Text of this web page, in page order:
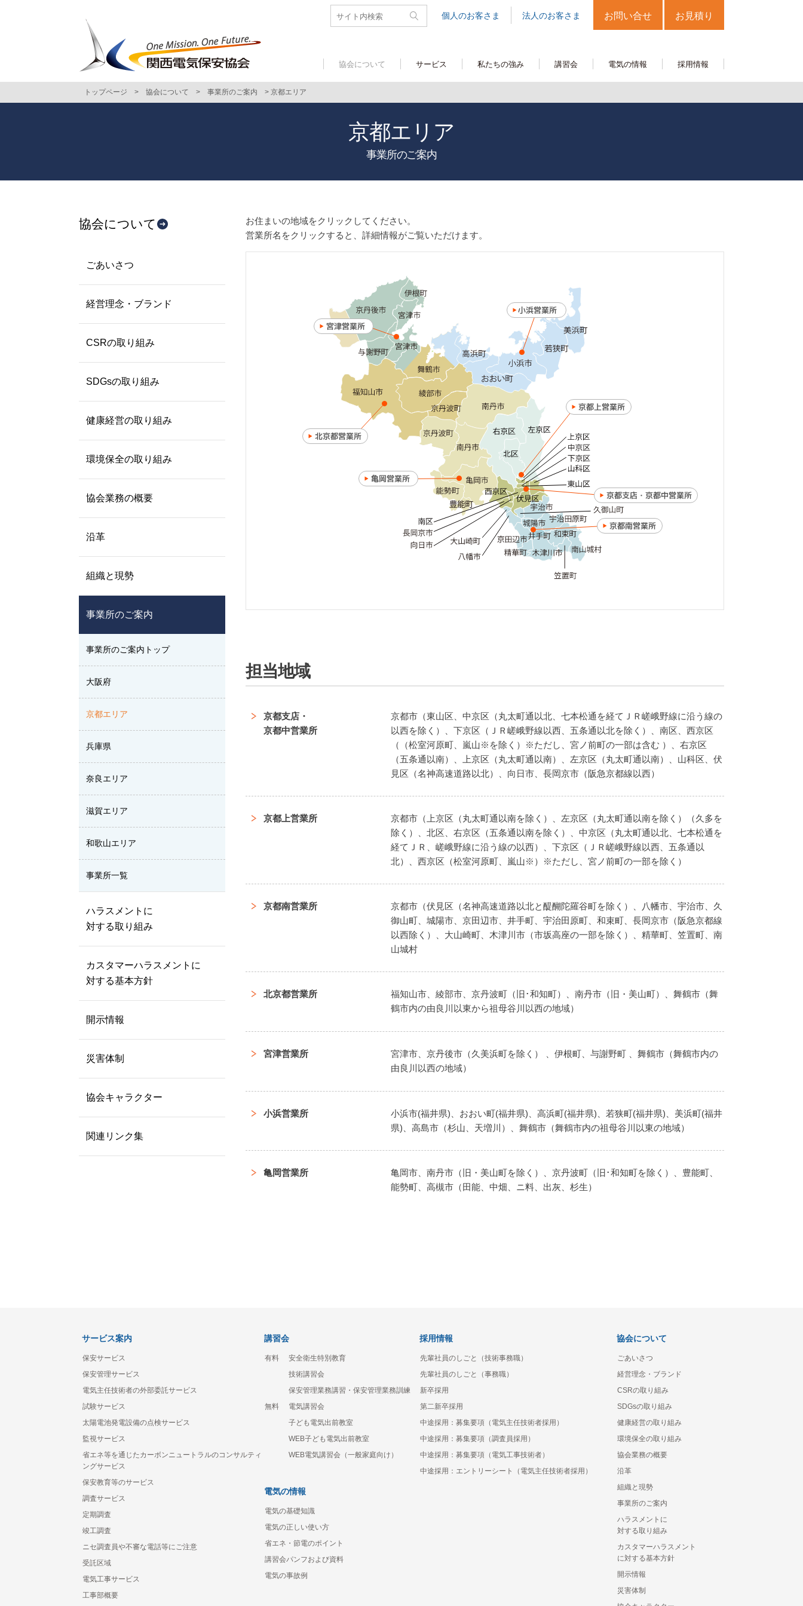
個人のお客さま 法人のお客さま お問い合せ お見積り
協会について サービス 私たちの強み 講習会 電気の情報 採用情報
トップページ > 協会について > 事業所のご案内 > 京都エリア
京都エリア
事業所のご案内
お住まいの地域をクリックしてください。
営業所名をクリックすると、詳細情報がご覧いただけます。
担当地域
京都支店・
京都中営業所
京都市（東山区、中京区（丸太町通以北、七本松通を経てＪＲ嵯峨野線に沿う線の
以西を除く）、下京区（ＪＲ嵯峨野線以西、五条通以北を除く）、南区、西京区
（（松室河原町、嵐山※を除く）※ただし、宮ノ前町の一部は含む ）、右京区
（五条通以南）、上京区（丸太町通以南）、左京区（丸太町通以南）、山科区、伏
見区（名神高速道路以北）、向日市、長岡京市（阪急京都線以西）
京都上営業所
京都市（上京区（丸太町通以南を除く）、左京区（丸太町通以南を除く）（久多を
除く）、北区、右京区（五条通以南を除く）、中京区（丸太町通以北、七本松通を
経てＪＲ、嵯峨野線に沿う線の以西）、下京区（ＪＲ嵯峨野線以西、五条通以
北）、西京区（松室河原町、嵐山※）※ただし、宮ノ前町の一部を除く）
京都南営業所
京都市（伏見区（名神高速道路以北と醍醐陀羅谷町を除く）、八幡市、宇治市、久
御山町、城陽市、京田辺市、井手町、宇治田原町、和束町、長岡京市（阪急京都線
以西除く）、大山崎町、木津川市（市坂高座の一部を除く）、精華町、笠置町、南
山城村
北京都営業所
福知山市、綾部市、京丹波町（旧･和知町）、南丹市（旧・美山町）、舞鶴市（舞
鶴市内の由良川以東から祖母谷川以西の地域）
宮津営業所
宮津市、京丹後市（久美浜町を除く） 、伊根町、与謝野町 、舞鶴市（舞鶴市内の
由良川以西の地域）
小浜営業所
小浜市(福井県)、おおい町(福井県)、高浜町(福井県)、若狭町(福井県)、美浜町(福井
県)、高島市（杉山、天増川）、舞鶴市（舞鶴市内の祖母谷川以東の地域）
亀岡営業所
亀岡市、南丹市（旧・美山町を除く）、京丹波町（旧･和知町を除く）、豊能町、
能勢町、高槻市（田能、中畑、ニ料、出灰、杉生）
協会について
ごあいさつ
経営理念・ブランド
CSRの取り組み
SDGsの取り組み
健康経営の取り組み
環境保全の取り組み
協会業務の概要
沿革
組織と現勢
事業所のご案内
事業所のご案内トップ
大阪府
京都エリア
兵庫県
奈良エリア
滋賀エリア
和歌山エリア
事業所一覧
ハラスメントに
対する取り組み
カスタマーハラスメントに
対する基本方針
開示情報
災害体制
協会キャラクター
関連リンク集
サービス案内
保安サービス
保安管理サービス
電気主任技術者の外部委託サービス
試験サービス
太陽電池発電設備の点検サービス
監視サービス
省エネ等を通じたカーボンニュートラルのコンサルティ
ングサービス
保安教育等のサービス
調査サービス
定期調査
竣工調査
ニセ調査員や不審な電話等にご注意
受託区域
電気工事サービス
工事部概要
講習会
有料
安全衛生特別教育
技術講習会
保安管理業務講習・保安管理業務訓練
無料
電気講習会
子ども電気出前教室
WEB子ども電気出前教室
WEB電気講習会（一般家庭向け）
電気の情報
電気の基礎知識
電気の正しい使い方
省エネ・節電のポイント
講習会パンフおよび資料
電気の事故例
採用情報
先輩社員のしごと（技術事務職）
先輩社員のしごと（事務職）
新卒採用
第二新卒採用
中途採用：募集要項（電気主任技術者採用）
中途採用：募集要項（調査員採用）
中途採用：募集要項（電気工事技術者）
中途採用：エントリーシート（電気主任技術者採用）
協会について
ごあいさつ
経営理念・ブランド
CSRの取り組み
SDGsの取り組み
健康経営の取り組み
環境保全の取り組み
協会業務の概要
沿革
組織と現勢
事業所のご案内
ハラスメントに
対する取り組み
カスタマーハラスメント
に対する基本方針
開示情報
災害体制